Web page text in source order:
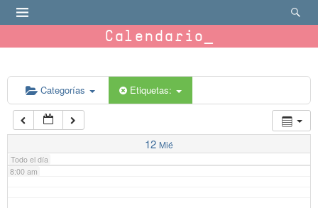
Calendario
Categorías Etiquetas:
12 Mié
Todo el día
6:00 am
7:00 am
8:00 am